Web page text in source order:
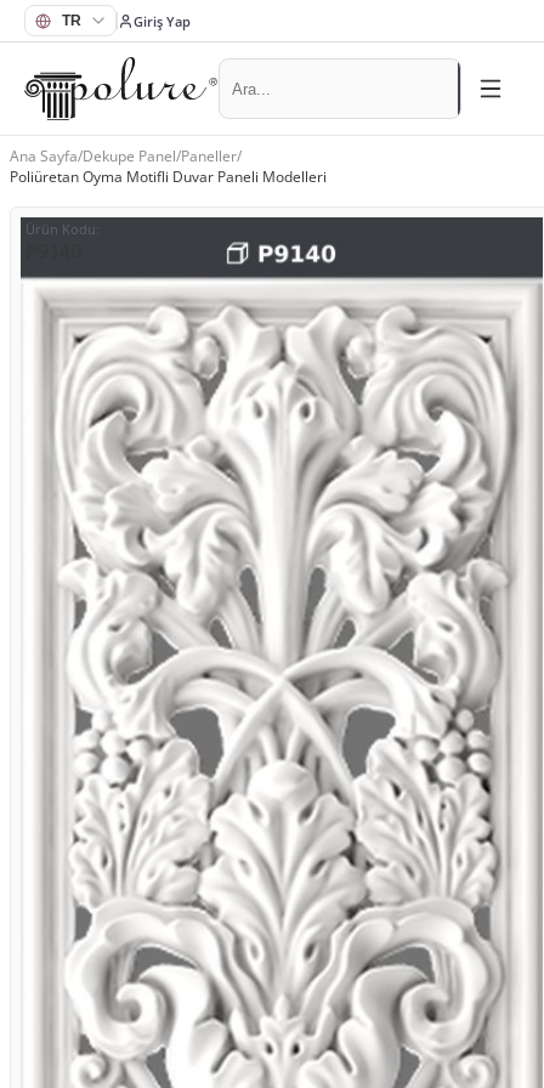
Giriş Yap
Ana Sayfa/Dekupe Panel/Paneller/
Poliüretan Oyma Motifli Duvar Paneli Modelleri
Ürün Kodu: